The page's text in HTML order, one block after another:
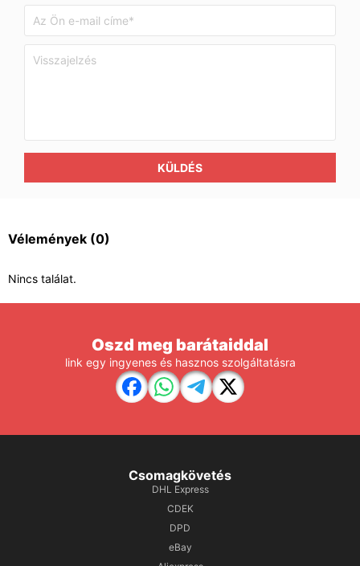
KÜLDÉS
Vélemények (0)
Nincs találat.
Oszd meg barátaiddal
link egy ingyenes és hasznos szolgáltatásra
Csomagkövetés
DHL Express
CDEK
DPD
eBay